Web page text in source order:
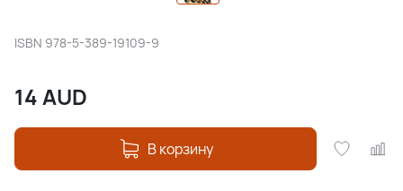
ISBN 978-5-389-19109-9
14AUD
В корзину